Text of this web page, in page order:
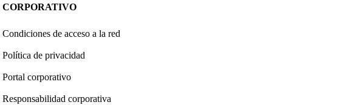
CORPORATIVO
Condiciones de acceso a la red
Política de privacidad
Portal corporativo
Responsabilidad corporativa